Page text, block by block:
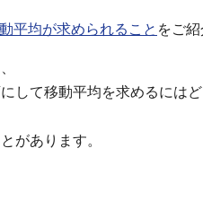
平均が求められること をご紹
して移動平均を求めるには
があります。